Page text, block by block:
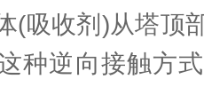
(吸收剂)从塔顶
种逆向接触方